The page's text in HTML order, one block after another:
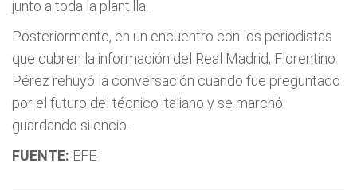
junto a toda la plantilla.
Posteriormente, en un encuentro con los periodistas
que cubren la información del Real Madrid, Florentino
Pérez rehuyó la conversación cuando fue preguntado
por el futuro del técnico italiano y se marchó
guardando silencio.
FUENTE: EFE